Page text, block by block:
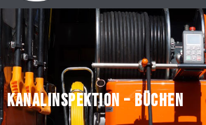
KANALINSPEKTION – BÜCHEN